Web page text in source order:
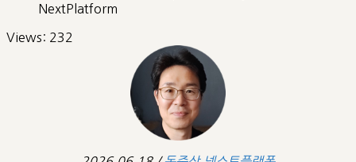
NextPlatform
Views: 232